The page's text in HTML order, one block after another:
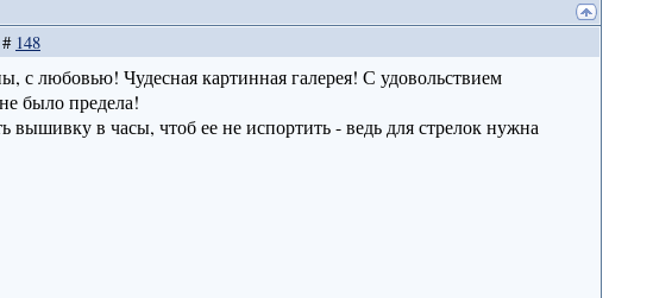
148
с любовью! Чудесная картинная галерея! С удовольствием
было предела!
вышивку в часы, чтоб ее не испортить - ведь для стрелок нужна